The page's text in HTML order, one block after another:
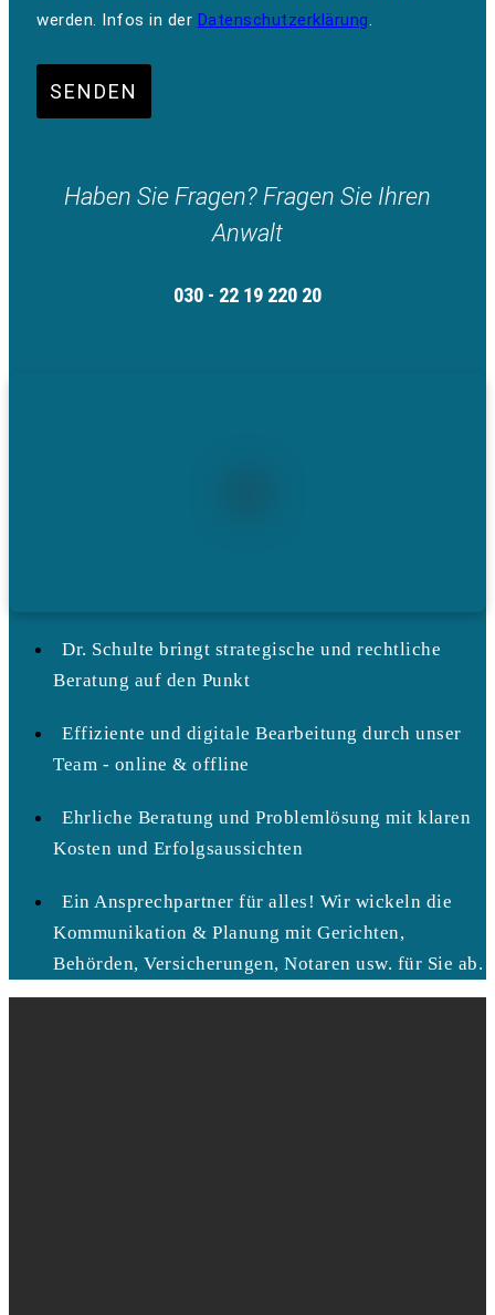
werden. Infos in der Datenschutzerklärung.
SENDEN
Haben Sie Fragen? Fragen Sie Ihren
Anwalt
030 - 22 19 220 20
Dr. Schulte bringt strategische und rechtliche
Beratung auf den Punkt
Effiziente und digitale Bearbeitung durch unser
Team - online & offline
Ehrliche Beratung und Problemlösung mit klaren
Kosten und Erfolgsaussichten
Ein Ansprechpartner für alles! Wir wickeln die
Kommunikation & Planung mit Gerichten,
Behörden, Versicherungen, Notaren usw. für Sie ab.